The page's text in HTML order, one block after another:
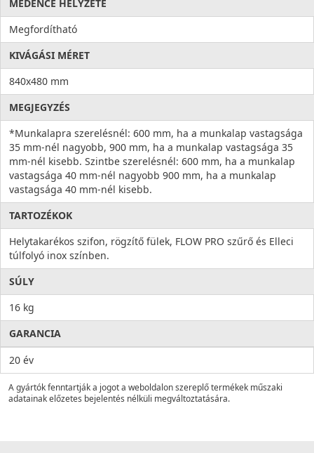
MEDENCE HELYZETE
Megfordítható
KIVÁGÁSI MÉRET
840x480 mm
MEGJEGYZÉS
*Munkalapra szerelésnél: 600 mm, ha a munkalap vastagsága
35 mm-nél nagyobb, 900 mm, ha a munkalap vastagsága 35
mm-nél kisebb. Szintbe szerelésnél: 600 mm, ha a munkalap
vastagsága 40 mm-nél nagyobb 900 mm, ha a munkalap
vastagsága 40 mm-nél kisebb.
TARTOZÉKOK
Helytakarékos szifon, rögzítő fülek, FLOW PRO szűrő és Elleci
túlfolyó inox színben.
SÚLY
16 kg
GARANCIA
20 év
A gyártók fenntartják a jogot a weboldalon szereplő termékek műszaki
adatainak előzetes bejelentés nélküli megváltoztatására.